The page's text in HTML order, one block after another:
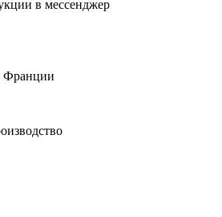
в мессенджер
Франции